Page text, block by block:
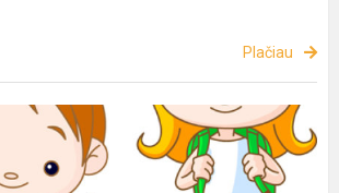
Plačiau